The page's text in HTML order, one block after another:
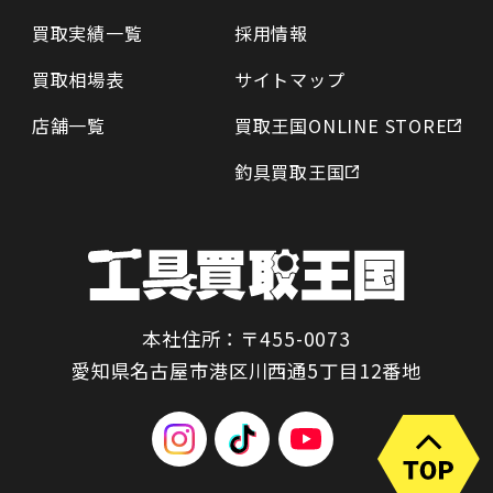
買取実績一覧
買取相場表
店舗一覧
採用情報
サイトマップ
買取王国ONLINE STORE
釣具買取王国
本社住所：〒455-0073
愛知県名古屋市港区川西通5丁目12番地